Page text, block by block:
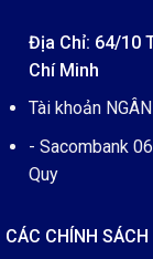
Địa Chỉ: 64/10
Chí Minh
Tài khoản
- Sacombank
Quy
CÁC CHÍNH SÁCH